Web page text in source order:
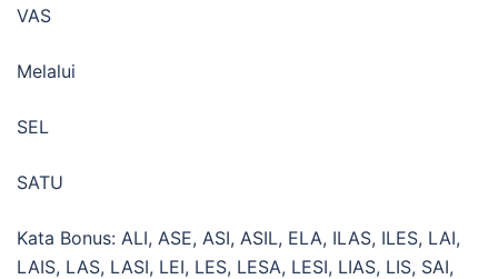
VAS
Melalui
SEL
SATU
Kata Bonus: ALI, ASE, ASI, ASIL, ELA, ILAS, ILES, LAI,
LAIS, LAS, LASI, LEI, LES, LESA, LESI, LIAS, LIS, SAI,